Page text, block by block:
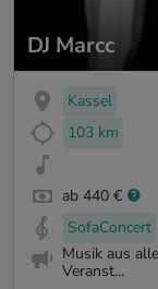
DJ Marcc
Kassel
103 km
ab 440 €
SofaConcert
Musik aus
Veranst...